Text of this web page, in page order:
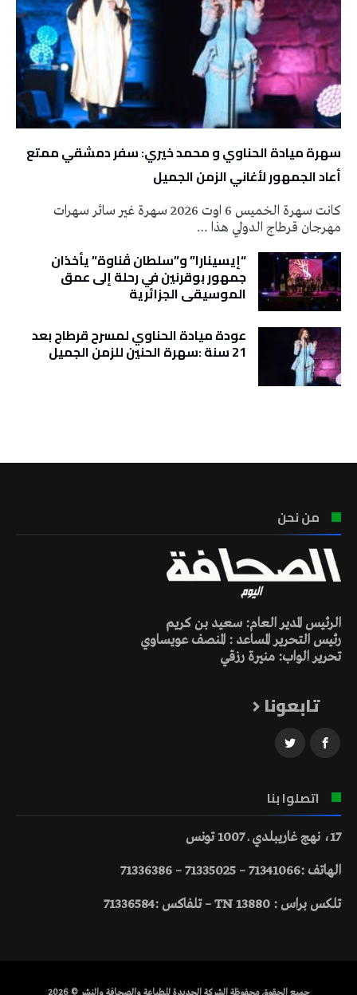
سهرة ميادة الحناوي و محمد خيري: سفر دمشقي ممتع
أعاد الجمهور لأغاني الزمن الجميل
كانت سهرة الخميس 6 اوت 2026 سهرة غير سائر سهرات
مهرجان قرطاج الدولي هذا …
“إيسينارا” و”سلطان ڤناوة” يأخذان
جمهور بوقرنين في رحلة إلى عمق
الموسيقى الجزائرية
عودة ميادة الحناوي لمسرح قرطاج بعد
21 سنة :سهرة الحنين للزمن الجميل
من نحن
الرئيس المدير العام: سعيد بن كريم
رئيس التحرير المساعد : المنصف عويساوي
تحرير الواب: منيرة رزقي
تابعونا
اتصلوا بنا
17، نهج غاريبلدي ـ 1007 تونس
الهاتف :71341066 – 71335025 – 71336386
تلكس براس : 13880 TN – تلفاكس :71336584
جميع الحقوق محفوظة الشركة الجديدة للطباعة والصحافة والنشر © 2026